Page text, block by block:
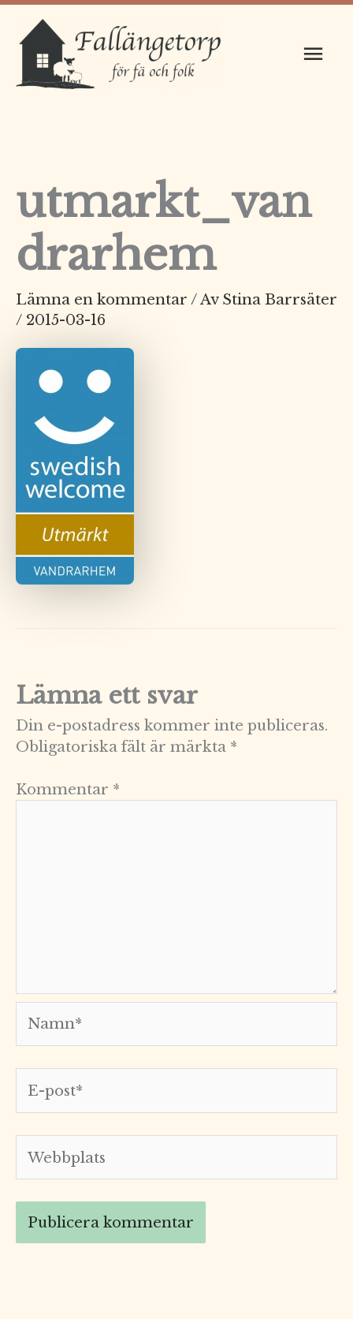
Hoppa
innehåll
utmarkt_van
drarhem
Lämna en kommentar / Av Stina Barrsäter
/ 2015-03-16
Lämna ett svar
Din e-postadress kommer inte publiceras.
Obligatoriska fält är märkta *
Kommentar *
post*